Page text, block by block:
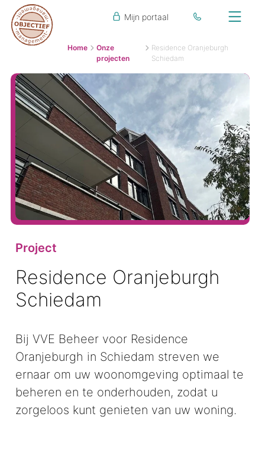
Mijn portaal
Home
Onze
projecten
Residence Oranjeburgh
Schiedam
Project
Residence Oranjeburgh
Schiedam
Bij VVE Beheer voor Residence
Oranjeburgh in Schiedam streven we
ernaar om uw woonomgeving optimaal te
beheren en te onderhouden, zodat u
zorgeloos kunt genieten van uw woning.